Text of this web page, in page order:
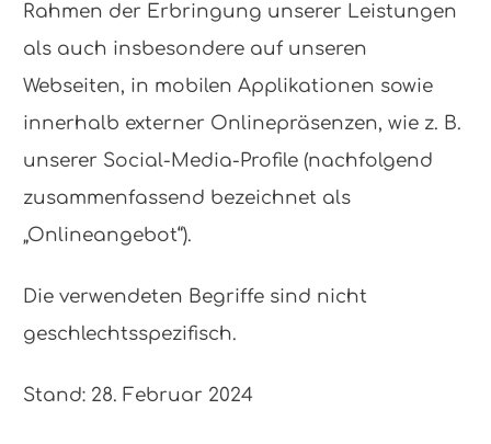
Rahmen der Erbringung unserer Leistungen
als auch insbesondere auf unseren
Webseiten, in mobilen Applikationen sowie
innerhalb externer Onlinepräsenzen, wie z. B.
unserer Social-Media-Profile (nachfolgend
zusammenfassend bezeichnet als
„Onlineangebot“).
Die verwendeten Begriffe sind nicht
geschlechtsspezifisch.
Stand: 28. Februar 2024